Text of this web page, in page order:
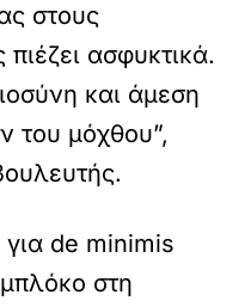
στους
ασφυκτικά.
και άμεση
του μόχθου”,
de minimis
στη